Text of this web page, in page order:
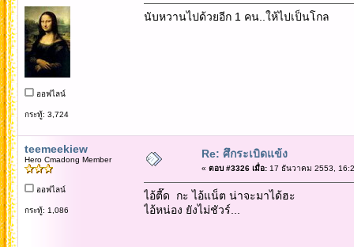
ออฟไลน์
กระทู้: 3,724
นับหวานไปด้วยอีก 1 คน..ให้ไปเป็นโกล
teemeekiew
Hero Cmadong Member
ออฟไลน์
กระทู้: 1,086
Re: ศึกระเบิดแข้ง
« ตอบ #3326 เมื่อ:17 ธันวาคม 2553,
ไอ้ตื๊ด กะ ไอ้แน็ต น่าจะมาได้ฮะ
ไอ้หน่อง ยังไม่ชัวร์...